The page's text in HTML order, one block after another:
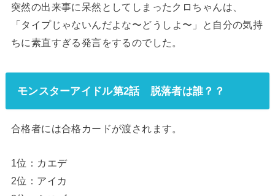
突然の出来事に呆然としてしまったクロちゃんは、
「タイプじゃないんだよな〜どうしよ〜」と自分の気持
ちに素直すぎる発言をするのでした。
モンスターアイドル第2話 脱落者は誰？？
合格者には合格カードが渡されます。
1位：カエデ
2位：アイカ